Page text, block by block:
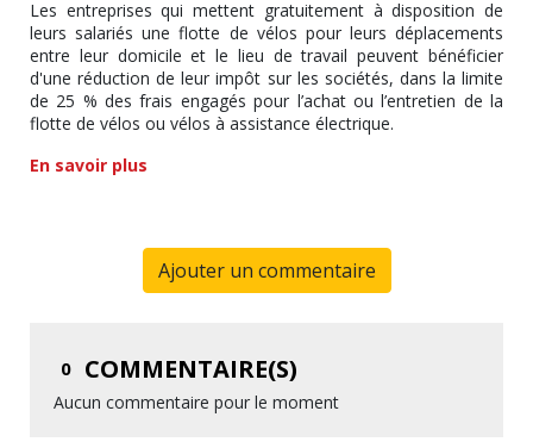
Les entreprises qui mettent gratuitement à disposition de
leurs salariés une flotte de vélos pour leurs déplacements
entre leur domicile et le lieu de travail peuvent bénéficier
d'une réduction de leur impôt sur les sociétés, dans la limite
de 25 % des frais engagés pour l’achat ou l’entretien de la
flotte de vélos ou vélos à assistance électrique.
En savoir plus
Ajouter un commentaire
0 COMMENTAIRE(S)
Aucun commentaire pour le moment